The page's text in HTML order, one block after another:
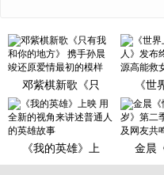
邓紫棋新歌《只 《世
《我的英雄》上 金晨